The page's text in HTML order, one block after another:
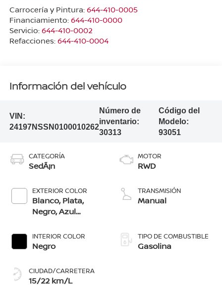
Carrocería y Pintura: 644-410-0005
Financiamiento: 644-410-0000
Servicio: 644-410-0002
Refacciones: 644-410-0004
Información del vehículo
VIN:
24197NSSN0100010262
Número de
inventario:
30313
Código del
Modelo:
93051
CATEGORÍA
SedÃ¡n
EXTERIOR COLOR
Blanco, Plata,
Negro, Azul
MetãLico
INTERIOR COLOR
Negro
CIUDAD/CARRETERA
15/22 km/L
MOTOR
RWD
TRANSMISIÓN
Manual
TIPO DE COMBUSTIBLE
Gasolina